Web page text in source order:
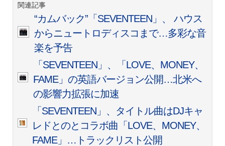
関連記事
“カムバック”「SEVENTEEN」、 ハウス
からニュートロディスコまで…多彩な音
楽を予告
「SEVENTEEN」、「LOVE、MONEY、
FAME」の英語バージョン公開…北米へ
の影響力拡張に加速
「SEVENTEEN」、タイトル曲はDJキャ
レドとのとコラボ曲「LOVE、MONEY、
FAME」…トラックリスト公開